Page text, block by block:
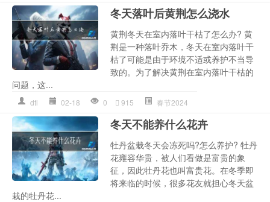
冬天落叶后黄荆怎么浇水
黄荆冬天在室内落叶干枯了怎么办? 黄
荆是一种落叶乔木，冬天在室内落叶干
枯了可能是由于环境不适或养护不当导
致的。为了解决黄荆在室内落叶干枯的
问题，这...
dtl 02-18 0 915 春节2024
冬天不能养什么花卉
牡丹盆栽冬天会冻死吗?怎么养护? 牡丹
花雍容华贵，被人们看做是富贵的象
征，因此牡丹花也叫富贵花。在冬季即
将来临的时候，很多花友就担心冬天盆
栽的牡丹花...